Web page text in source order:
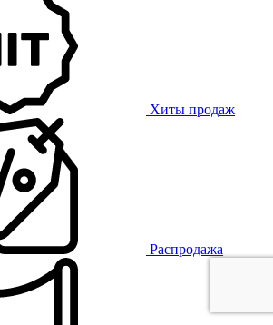
Хиты продаж
Распродажа